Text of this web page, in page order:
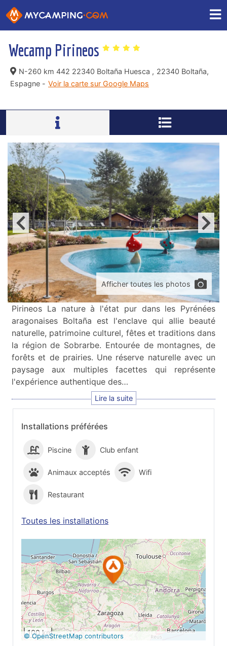
Wecamp Pirineos
N-260 km 442 22340 Boltaña Huesca , 22340 Boltaña,
Espagne - Voir la carte sur Google Maps
Installations préférées
Piscine Club enfant
Animaux acceptés Wifi
Restaurant
Toutes les installations
Voir sur Google
Maps
100 km
© OpenStreetMap contributors
Afficher toutes les photos
Pirineos La nature à l'état pur dans les Pyrénées
aragonaises Boltaña est l'enclave qui allie beauté
naturelle, patrimoine culturel, fêtes et traditions dans
la région de Sobrarbe. Entourée de montagnes, de
forêts et de prairies. Une réserve naturelle avec un
paysage aux multiples facettes qui représente
l'expérience authentique des…